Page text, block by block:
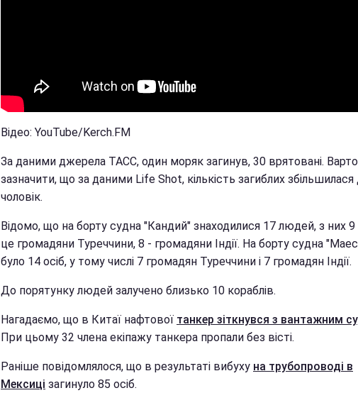
Відео: YouTube/Kerch.FM
За даними джерела ТАСС, один моряк загинув, 30 врятовані. Варто
зазначити, що за даними Life Shot, кількість загиблих збільшилася
чоловік.
Відомо, що на борту судна "Кандий" знаходилися 17 людей, з них 9
це громадяни Туреччини, 8 - громадяни Індії. На борту судна
було 14 осіб, у тому числі 7 громадян Туреччини і 7 громадян Індії.
До порятунку людей залучено близько 10 кораблів.
Нагадаємо, що в Китаї нафтової танкер зіткнувся з вантажним
При цьому 32 члена екіпажу танкера пропали без вісті.
Раніше повідомлялося, що в результаті вибуху на трубопроводі в
Мексиці загинуло 85 осіб.